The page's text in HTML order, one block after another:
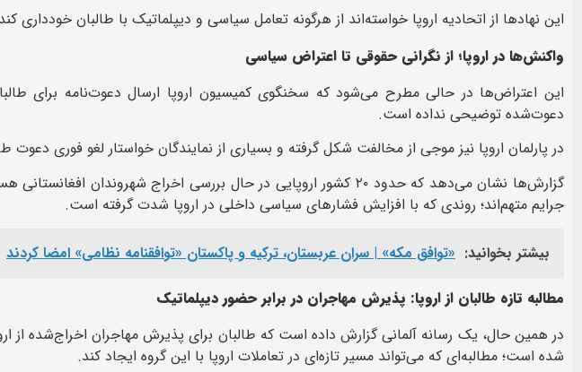
این نهادها از اتحادیه اروپا خواسته‌اند از هرگونه تعامل سیاسی و دیپلماتیک با طالبان خودداری
واکنش‌ها در اروپا؛ از نگرانی حقوقی تا اعتراض سیاسی
این اعتراض‌ها در حالی مطرح می‌شود که سخنگوی کمیسیون اروپا ارسال دعوت‌نامه برای
دعوت‌شده توضیحی نداده است.
در پارلمان اروپا نیز موجی از مخالفت شکل گرفته و بسیاری از نمایندگان خواستار لغو فوری دعوت
گزارش‌ها نشان می‌دهد که حدود ۲۰ کشور اروپایی در حال بررسی اخراج
جرایم متهم‌اند؛ روندی که با افزایش فشارهای سیاسی داخلی در اروپا شدت گرفته است.
بیشتر بخوانید: «توافق مکه» | سران عربستان، ترکیه و پاکستان «توافقنامه نظامی» امضا کردند
مطالبه تازه طالبان از اروپا: پذیرش مهاجران در برابر حضور دیپلماتیک
در همین حال، یک رسانه آلمانی گزارش داده است که طالبان برای پذیرش مهاجران اخراج‌شده از
شده است؛ مطالبه‌ای که می‌تواند مسیر تازه‌ای در تعاملات اروپا با این گروه ایجاد کند.